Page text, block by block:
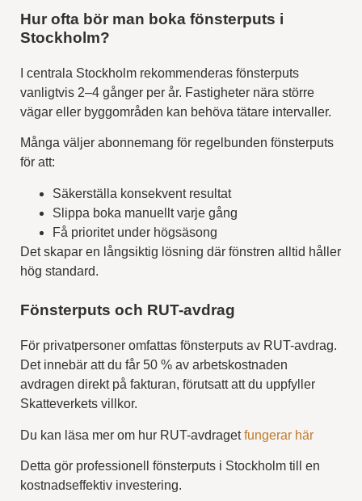
Hur ofta bör man boka fönsterputs i
Stockholm?
I centrala Stockholm rekommenderas fönsterputs
vanligtvis 2–4 gånger per år. Fastigheter nära större
vägar eller byggområden kan behöva tätare intervaller.
Många väljer abonnemang för regelbunden fönsterputs
för att:
Säkerställa konsekvent resultat
Slippa boka manuellt varje gång
Få prioritet under högsäsong
Det skapar en långsiktig lösning där fönstren alltid håller
hög standard.
Fönsterputs och RUT-avdrag
För privatpersoner omfattas fönsterputs av RUT-avdrag.
Det innebär att du får 50 % av arbetskostnaden
avdragen direkt på fakturan, förutsatt att du uppfyller
Skatteverkets villkor.
Du kan läsa mer om hur RUT-avdragetfungerar här
Detta gör professionell fönsterputs i Stockholm till en
kostnadseffektiv investering.